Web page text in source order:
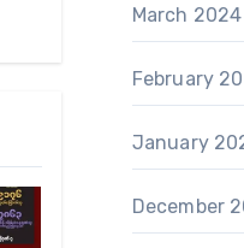
March 2024
February
January
December